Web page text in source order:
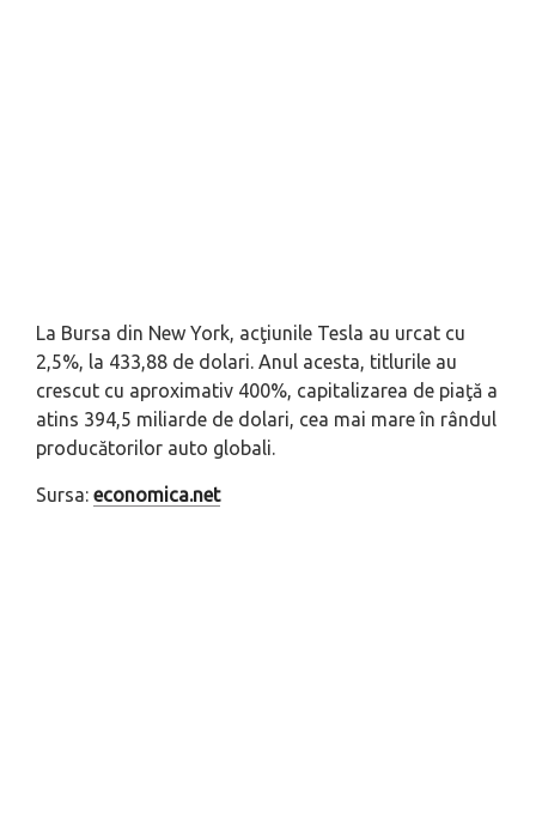
La Bursa din New York, acţiunile Tesla au urcat cu
2,5%, la 433,88 de dolari. Anul acesta, titlurile au
crescut cu aproximativ 400%, capitalizarea de piaţă a
atins 394,5 miliarde de dolari, cea mai mare în rândul
producătorilor auto globali.
Sursa: economica.net